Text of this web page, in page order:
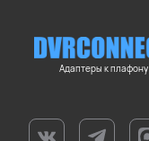
Адаптеры к плафону